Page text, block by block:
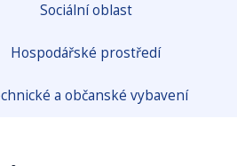
Sociální oblast
Hospodářské prostředí
a občanské vybavení